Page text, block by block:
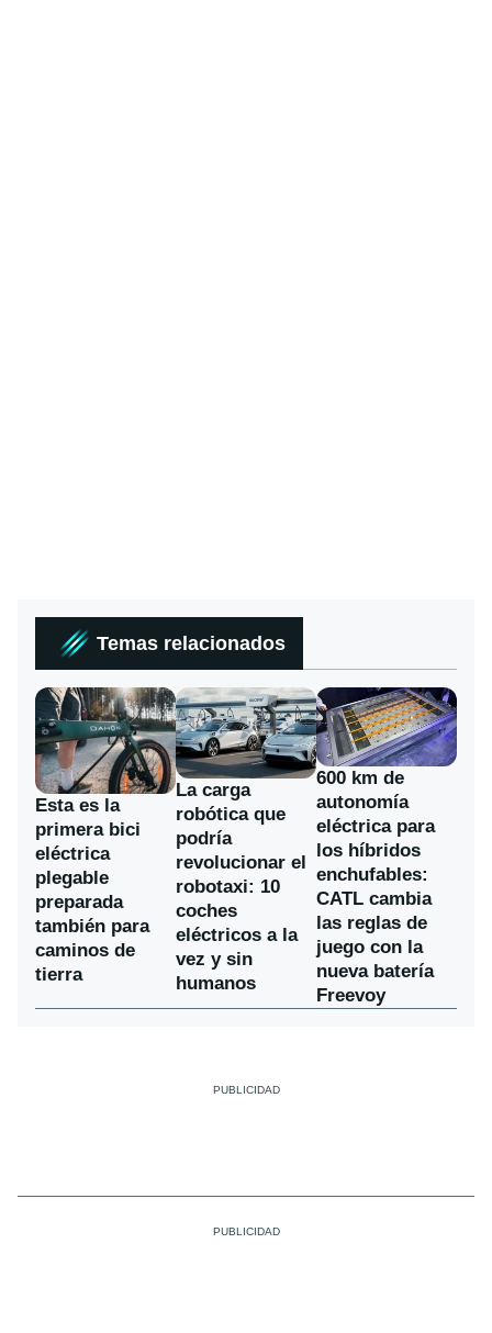
Temas relacionados
Esta es la
primera bici
eléctrica
plegable
preparada
también para
caminos de
tierra
La carga
robótica que
podría
revolucionar el
robotaxi: 10
coches
eléctricos a la
vez y sin
humanos
600 km de
autonomía
eléctrica para
los híbridos
enchufables:
CATL cambia
las reglas de
juego con la
nueva batería
Freevoy